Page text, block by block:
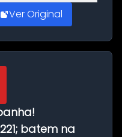
Ver Original
batem na